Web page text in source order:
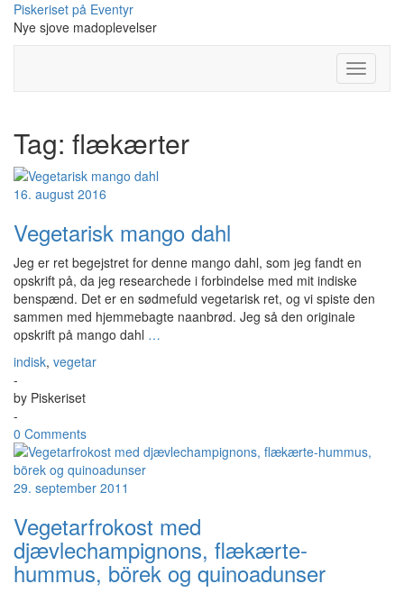
Skip
content
Piskeriset på Eventyr
Nye sjove madoplevelser
Toggle
Tag: flækærter
16. august 2016
Vegetarisk mango dahl
Jeg er ret begejstret for denne mango dahl, som jeg fandt en
opskrift på, da jeg researchede i forbindelse med mit indiske
benspænd. Det er en sødmefuld vegetarisk ret, og vi spiste den
sammen med hjemmebagte naanbrød. Jeg så den originale
opskrift på mango dahl …
indisk, vegetar
-
by Piskeriset
-
0 Comments
29. september 2011
Vegetarfrokost med
djævlechampignons, flækærte-
hummus, börek og quinoadunser